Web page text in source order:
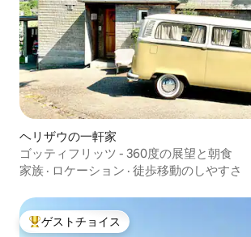
ヘリザウの一軒家
ゴッティフリッツ - 360度の展望と朝食
家族 · ロケーション · 徒歩移動のしやすさ
大好評のゲストチョイスです。
ゲストチョイス